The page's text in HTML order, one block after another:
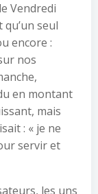
Vendredi
seul
encore :
nos
en montant
mais
: « je ne
servir et
les uns